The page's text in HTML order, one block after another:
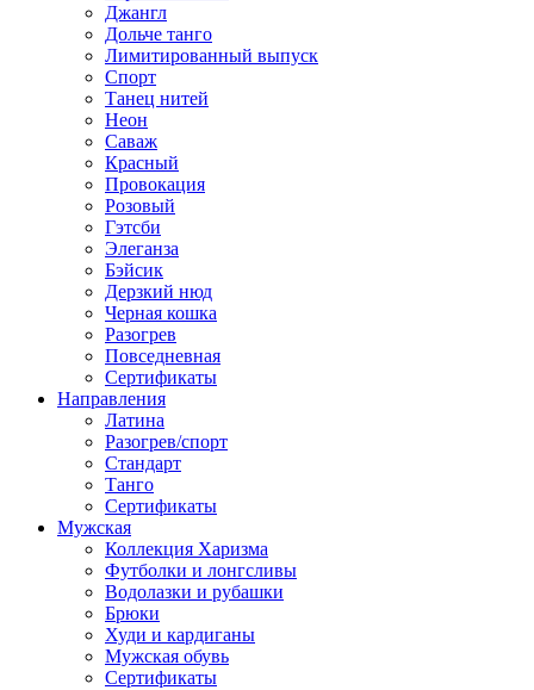
Джангл
Дольче танго
Лимитированный выпуск
Спорт
Танец нитей
Неон
Саваж
Красный
Провокация
Розовый
Гэтсби
Элеганза
Бэйсик
Дерзкий нюд
Черная кошка
Разогрев
Повседневная
Сертификаты
Направления
Латина
Разогрев/спорт
Стандарт
Танго
Сертификаты
Мужская
Коллекция Харизма
Футболки и лонгсливы
Водолазки и рубашки
Брюки
Худи и кардиганы
Мужская обувь
Сертификаты